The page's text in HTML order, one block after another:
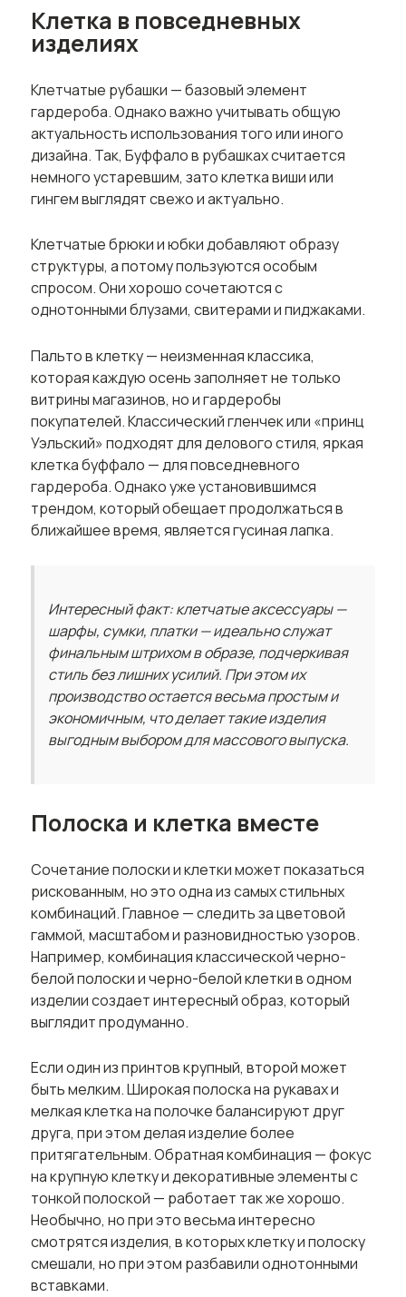
Клетка в повседневных
изделиях
Клетчатые рубашки — базовый элемент
гардероба. Однако важно учитывать общую
актуальность использования того или иного
дизайна. Так, Буффало в рубашках считается
немного устаревшим, зато клетка виши или
гингем выглядят свежо и актуально.
Клетчатые брюки и юбки добавляют образу
структуры, а потому пользуются особым
спросом. Они хорошо сочетаются с
однотонными блузами, свитерами и пиджаками.
Пальто в клетку — неизменная классика,
которая каждую осень заполняет не только
витрины магазинов, но и гардеробы
покупателей. Классический гленчек или «принц
Уэльский» подходят для делового стиля, яркая
клетка буффало — для повседневного
гардероба. Однако уже установившимся
трендом, который обещает продолжаться в
ближайшее время, является гусиная лапка.
Интересный факт: клетчатые аксессуары —
шарфы, сумки, платки — идеально служат
финальным штрихом в образе, подчеркивая
стиль без лишних усилий. При этом их
производство остается весьма простым и
экономичным, что делает такие изделия
выгодным выбором для массового выпуска.
Полоска и клетка вместе
Сочетание полоски и клетки может показаться
рискованным, но это одна из самых стильных
комбинаций. Главное — следить за цветовой
гаммой, масштабом и разновидностью узоров.
Например, комбинация классической черно-
белой полоски и черно-белой клетки в одном
изделии создает интересный образ, который
выглядит продуманно.
Если один из принтов крупный, второй может
быть мелким. Широкая полоска на рукавах и
мелкая клетка на полочке балансируют друг
друга, при этом делая изделие более
притягательным. Обратная комбинация — фокус
на крупную клетку и декоративные элементы с
тонкой полоской — работает так же хорошо.
Необычно, но при это весьма интересно
смотрятся изделия, в которых клетку и полоску
смешали, но при этом разбавили однотонными
вставками.